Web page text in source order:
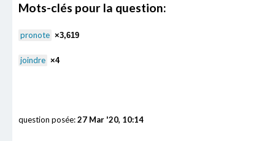
Mots-clés pour la question:
pronote ×3,619
joindre ×4
question posée:27 Mar '20, 10:14